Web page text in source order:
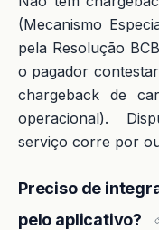
(Mecanismo
pela Resolução
o pagador
chargeback de
operacional).
serviço corre por
Preciso de
pelo aplicativo?